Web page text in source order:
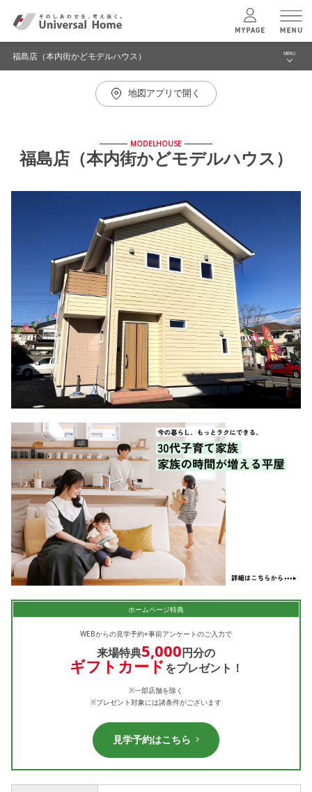
menu
ホームの特長
コンセプトプラン
テクノロジー
モデルハウス検索・見学予約
シミュレーション
キャンペーン・コラボ情報
家づくりの知識
企業情報
お問い合わせ
福島店（本内街かどモデルハウス） MENU
イベント
福島店（本内街かどモデルハウス） TOPへ
地図アプリで開く
MODELHOUSE
福島店（本内街かどモデルハウス）
ホームページ特典
WEBからの見学予約+事前アンケートのご入力で
来場特典5,000円分の
ギフトカードをプレゼント！
※一部店舗を除く
※プレゼント対象には諸条件がございます
見学予約はこちら